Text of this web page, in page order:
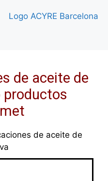
de aceite de
productos